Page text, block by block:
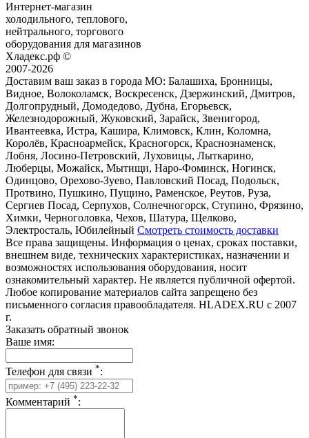
Интернет-магазин
холодильного, теплового,
нейтрального, торгового
оборудования для магазинов
Хладекс.рф ©
2007-2026
Доставим ваш заказ в города МО: Балашиха, Бронницы,
Видное, Волоколамск, Воскресенск, Дзержинский, Дмитров,
Долгопрудный, Домодедово, Дубна, Егорьевск,
Железнодорожный, Жуковский, Зарайск, Звенигород,
Ивантеевка, Истра, Кашира, Климовск, Клин, Коломна,
Королёв, Красноармейск, Красногорск, Краснознаменск,
Лобня, Лосино-Петровский, Луховицы, Лыткарино,
Люберцы, Можайск, Мытищи, Наро-Фоминск, Ногинск,
Одинцово, Орехово-Зуево, Павловский Посад, Подольск,
Протвино, Пушкино, Пущино, Раменское, Реутов, Руза,
Сергиев Посад, Серпухов, Солнечногорск, Ступино, Фрязино,
Химки, Черноголовка, Чехов, Шатура, Щелково,
Электросталь, Юбилейный Смотреть стоимость доставки
Все права защищены. Информация о ценах, сроках поставки,
внешнем виде, технических характеристиках, назначении и
возможностях использования оборудования, носит
ознакомительный характер. Не является публичной офертой.
Любое копирование материалов сайта запрещено без
письменного согласия правообладателя. HLADEX.RU c 2007
г.
Заказать обратный звонок
Ваше имя:
Телефон для связи *:
Комментарий *: